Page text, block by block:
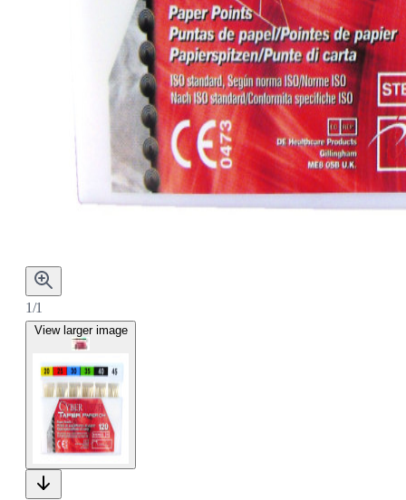
1/1
View larger image